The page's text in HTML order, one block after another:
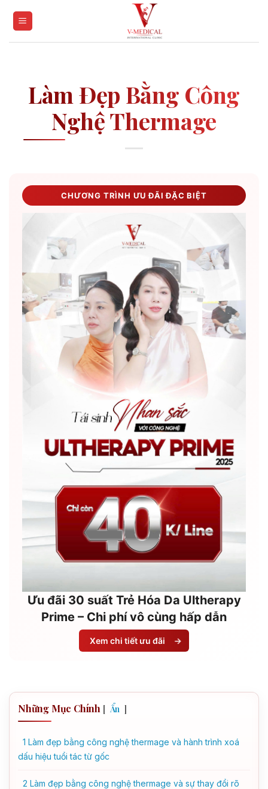
Làm Đẹp Bằng Công
Nghệ Thermage
CHƯƠNG TRÌNH ƯU ĐÃI ĐẶC BIỆT
Ưu đãi 30 suất Trẻ Hóa Da Ultherapy
Prime – Chi phí vô cùng hấp dẫn
Xem chi tiết ưu đãi →
Những Mục Chính [ Ẩn ]
1 Làm đẹp bằng công nghệ thermage và hành trình xoá
dấu hiệu tuổi tác từ gốc
2 Làm đẹp bằng công nghệ thermage và sự thay đổi rõ